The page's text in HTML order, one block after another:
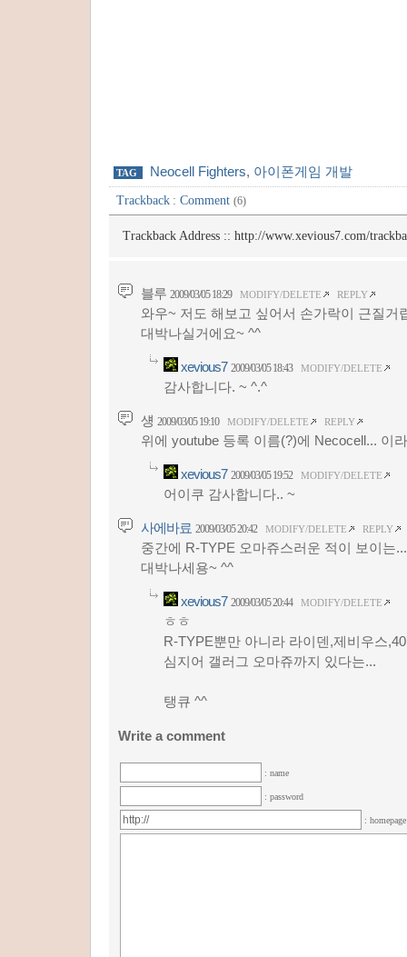
TAG Neocell Fighters, 아이폰게임 개발
Trackback : Comment (6)
Trackback Address :: http://www.xevious7.com/
블루 2009/03/05 18:29 MODIFY/DELETE REPLY
와우~ 저도 해보고 싶어서 손가락이 근질거
대박나실거에요~ ^^
xevious7 2009/03/05 18:43 MODIFY/DELETE
감사합니다. ~ ^.^
섕 2009/03/05 19:10 MODIFY/DELETE REPLY
위에 youtube 등록 이름(?)에 Necocell... 이
xevious7 2009/03/05 19:52 MODIFY/DELETE
어이쿠 감사합니다.. ~
사에바료 2009/03/05 20:42 MODIFY/DELETE REPLY
중간에 R-TYPE 오마쥬스러운 적이 보이는...
대박나세용~ ^^
xevious7 2009/03/05 20:44 MODIFY/DELETE
ㅎㅎ
R-TYPE뿐만 아니라 라이덴,제비우스
심지어 갤러그 오마쥬까지 있다는...
탱큐 ^^
Write a comment
: name
: password
: